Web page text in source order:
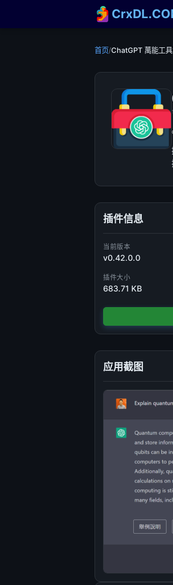
首页/ChatGPT 萬能工
插件信息
当前版本
v0.42.0.0
插件大小
683.71 KB
应用截图